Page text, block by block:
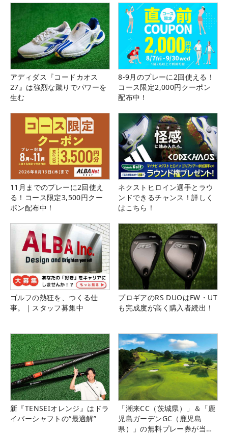
アディダス『コードカオス
27』は強烈な蹴りでパワーを
生む
8-9月のプレーに2回使える！
コース限定2,000円クーポン
配布中！
11月までのプレーに2回使え
る！コース限定3,500円クー
ポン配布中！
ネクストヒロイン選手とラウ
ンドできるチャンス！詳しく
はこちら！
ゴルフの熱狂を、つくる仕
事。｜スタッフ募集中
プロギアのRS DUOはFW・UT
も完成度が高く購入者続出！
新『TENSEIオレンジ』はドラ
イバーシャフトの“最適解”
「潮来CC（茨城県）」＆「鹿
児島ガーデンGC（鹿児島
県）」の無料プレー券が当た